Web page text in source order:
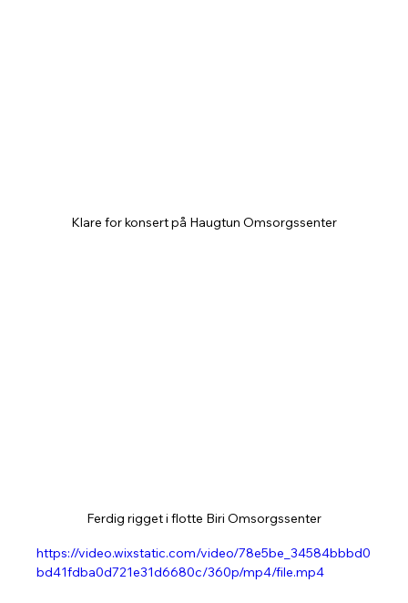
Klare for konsert på Haugtun Omsorgssenter
Ferdig rigget i flotte Biri Omsorgssenter
https://video.wixstatic.com/video/78e5be_34584bbbd0
bd41fdba0d721e31d6680c/360p/mp4/file.mp4